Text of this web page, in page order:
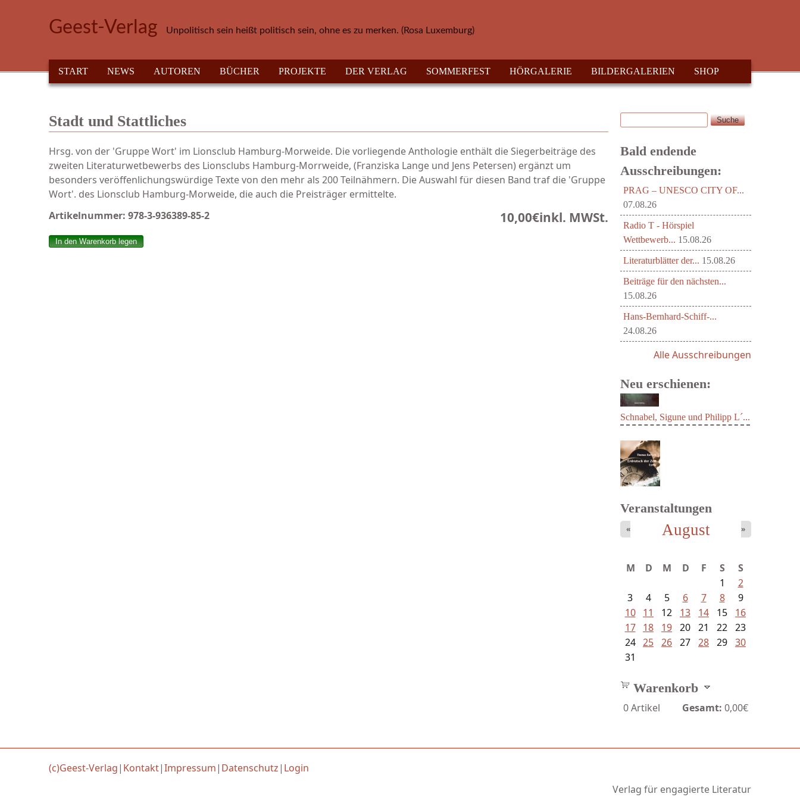
Geest-Verlag Unpolitisch sein heißt politisch sein, ohne es zu merken. (Rosa Luxemburg)
HAUPTMENÜ
START NEWS AUTOREN BÜCHER PROJEKTE DER VERLAG SOMMERFEST HÖRGALERIE BILDERGALERIEN SHOP
Stadt und Stattliches
Hrsg. von der 'Gruppe Wort' im Lionsclub Hamburg-Morweide. Die vorliegende Anthologie enthält die Siegerbeiträge des
zweiten Literaturwetbewerbs des Lionsclubs Hamburg-Morrweide, (Franziska Lange und Jens Petersen) ergänzt um
besonders veröffenlichungswürdige Texte von den mehr als 200 Teilnähmern. Die Auswahl für diesen Band traf die 'Gruppe
Wort'. des Lionsclub Hamburg-Morweide, die auch die Preisträger ermittelte.
Artikelnummer: 978-3-936389-85-2 10,00€inkl. MWSt.
Suchformular
Suche
Bald endende
Ausschreibungen:
PRAG – UNESCO CITY OF...
07.08.26
Radio T - Hörspiel
Wettbewerb... 15.08.26
Literaturblätter der... 15.08.26
Beiträge für den nächsten...
15.08.26
Hans-Bernhard-Schiff-...
24.08.26
Alle Ausschreibungen
Neu erschienen:
Schnabel, Sigune und Philipp L´...
Veranstaltungen
August
« »
M D M D F S
S
1
2
3
4 5 6 7 8
9
10
11 12 13 14 15
16
17
18 19 20 21 22 23
24 25 26 27 28 29 30
31
Warenkorb
0Artikel Gesamt: 0,00€
(c)Geest-Verlag| Kontakt|Impressum| Datenschutz| Login
Verlag für engagierte Literatur